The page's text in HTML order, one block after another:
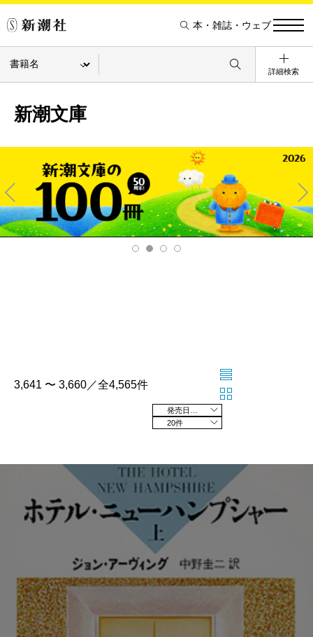
本・雑誌・ウェブ
詳細検索
新潮文庫
Pre
v
Ne
xt
3,641 〜 3,660／全4,565件
20件